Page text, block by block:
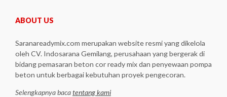
ABOUT US
Saranareadymix.com merupakan website resmi yang dikelola
oleh CV. Indosarana Gemilang, perusahaan yang bergerak di
bidang pemasaran beton cor ready mix dan penyewaan pompa
beton untuk berbagai kebutuhan proyek pengecoran.
Selengkapnya bacatentang kami